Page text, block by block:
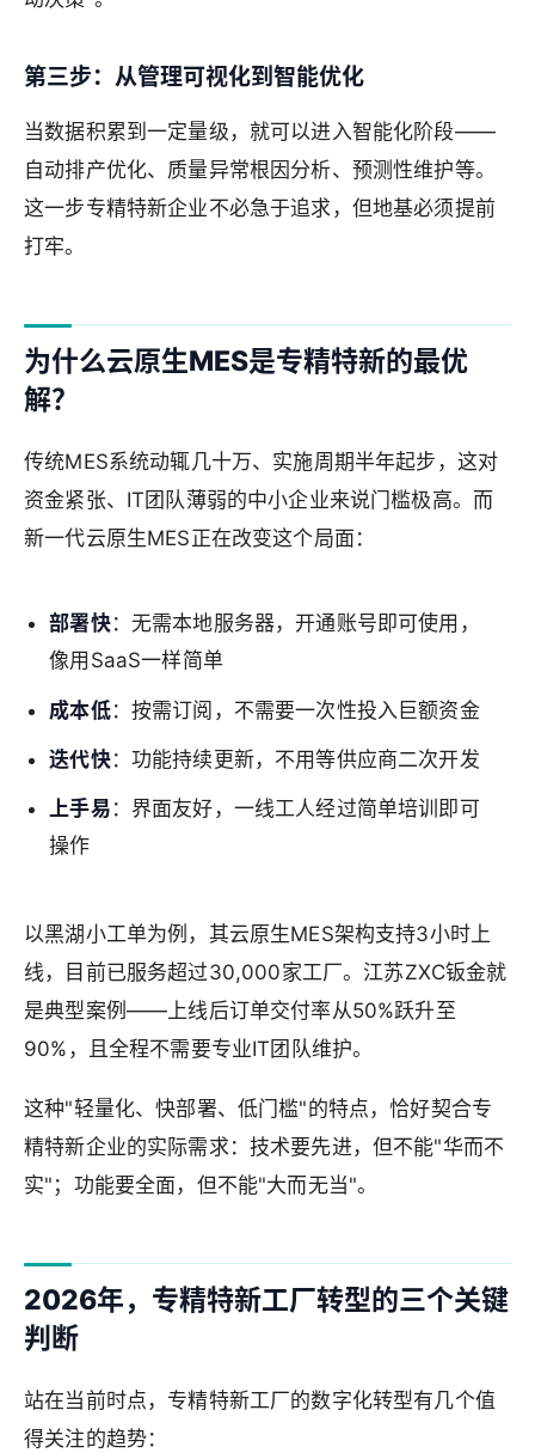
第三步：从管理可视化到智能优化
当数据积累到一定量级，就可以进入智能化阶段——
自动排产优化、质量异常根因分析、预测性维护等。
这一步专精特新企业不必急于追求，但地基必须提前
打牢。
为什么云原生MES是专精特新的最优
解？
传统MES系统动辄几十万、实施周期半年起步，这对
资金紧张、IT团队薄弱的中小企业来说门槛极高。而
新一代云原生MES正在改变这个局面：
部署快：无需本地服务器，开通账号即可使用，
像用SaaS一样简单
成本低：按需订阅，不需要一次性投入巨额资金
迭代快：功能持续更新，不用等供应商二次开发
上手易 ：界面友好，一线工人经过简单培训即可
操作
以黑湖小工单为例，其云原生MES架构支持3小时上
线，目前已服务超过30,000家工厂。江苏ZXC钣金就
是典型案例——上线后订单交付率从50%跃升至
90%，且全程不需要专业IT团队维护。
这种"轻量化、快部署、低门槛"的特点，恰好契合专
精特新企业的实际需求：技术要先进，但不能"华而不
实"；功能要全面，但不能"大而无当"。
2026年，专精特新工厂转型的三个关键
判断
站在当前时点，专精特新工厂的数字化转型有几个值
得关注的趋势：